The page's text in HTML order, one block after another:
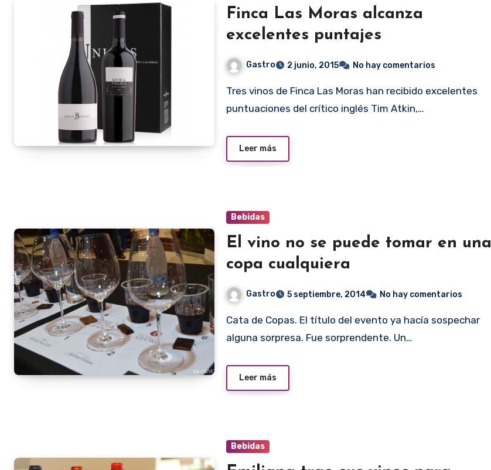
Finca Las Moras alcanza
excelentes puntajes
Gastro 2 junio, 2015 No hay comentarios
Tres vinos de Finca Las Moras han recibido excelentes
puntuaciones del crítico inglés Tim Atkin,…
Leer más
Bebidas
El vino no se puede tomar en una
copa cualquiera
Gastro 5 septiembre, 2014 No hay comentarios
Cata de Copas. El título del evento ya hacía sospechar
alguna sorpresa. Fue sorprendente. Un…
Leer más
Bebidas